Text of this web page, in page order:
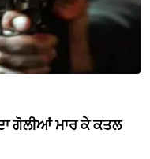
ਦਾ ਗੋਲੀਆਂ ਮਾਰ ਕੇ ਕਤਲ